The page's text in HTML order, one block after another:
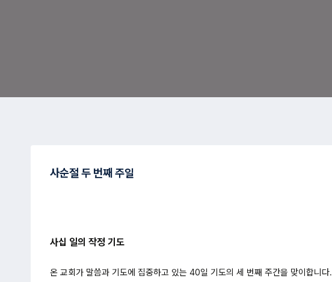
사순절 두 번째 주일
사십 일의 작정 기도
온 교회가 말씀과 기도에 집중하고 있는 40일 기도의 세 번째 주간을 맞이합니다.